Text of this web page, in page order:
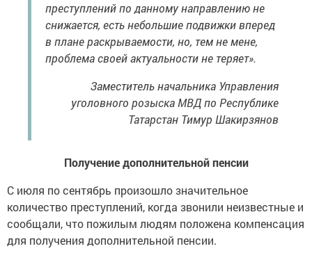
преступлений по данному направлению не
снижается, есть небольшие подвижки вперед
в плане раскрываемости, но, тем не мене,
проблема своей актуальности не теряет».
Заместитель начальника Управления
уголовного розыска МВД по Республике
Татарстан Тимур Шакирзянов
Получение дополнительной пенсии
С июля по сентябрь произошло значительное
количество преступлений, когда звонили неизвестные и
сообщали, что пожилым людям положена компенсация
для получения дополнительной пенсии.